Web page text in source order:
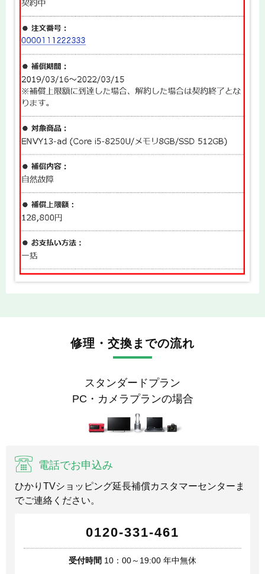
修理・交換までの流れ
スタンダードプラン
PC・カメラプランの場合
電話でお申込み
ひかりTVショッピング延長補償カスタマーセンターま
でご連絡ください。
0120-331-461
受付時間 10：00～19:00 年中無休